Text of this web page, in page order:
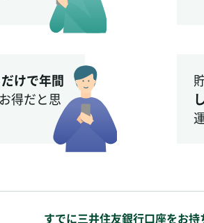
けで年間
得だと思
すでに三井住友銀行口座をお持